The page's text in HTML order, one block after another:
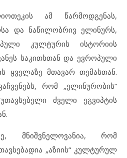
ამ წარმოდგენას,
და ნაწილობრივ ელინურს,
კულტურის ისტორიის
საკითხთან და ევროპული
ყველაზე მთავარ თემასთან.
რომ „ელინურობის“
ძველი ეგვიპტის
მნიშვნელოვანია, რომ
„აზიის“ კულტურულ